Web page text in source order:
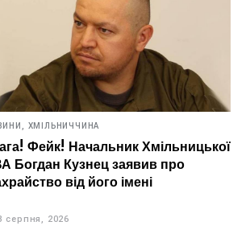
ХМІЛЬНИЧЧИНА
Фейк! Начальник Хмільницької
Богдан Кузнец заявив про
від його імені
серпня, 2026